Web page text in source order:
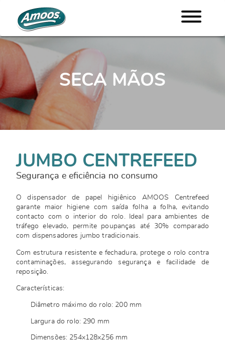
SECA MÃOS
JUMBO CENTREFEED
Segurança e eficiência no consumo
O dispensador de papel higiênico AMOOS Centrefeed
garante maior higiene com saída folha a folha, evitando
contacto com o interior do rolo. Ideal para ambientes de
tráfego elevado, permite poupanças até 30% comparado
com dispensadores jumbo tradicionais.
Com estrutura resistente e fechadura, protege o rolo contra
contaminações, assegurando segurança e facilidade de
reposição.
Características:
Diâmetro máximo do rolo: 200 mm
Largura do rolo: 290 mm
Dimensões: 254x128x256 mm